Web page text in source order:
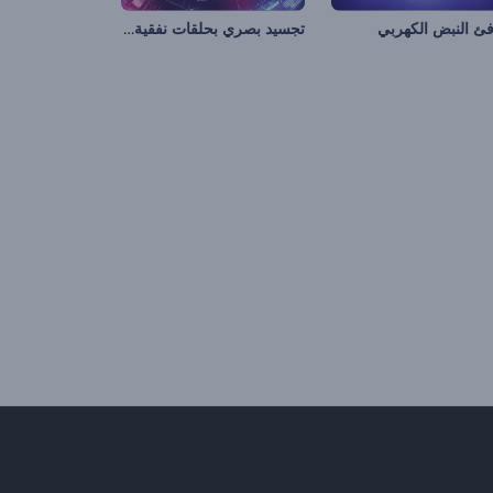
النبض الكهربي تجسيد بصري بحلقات نفقية لا نهائية